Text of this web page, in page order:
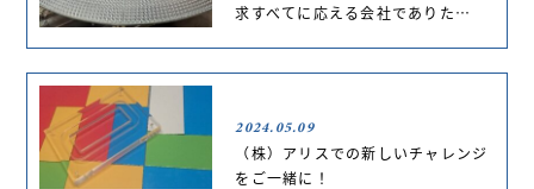
求すべてに応える会社でありた…
2024.05.09
（株）アリスでの新しいチャレンジ
をご一緒に！